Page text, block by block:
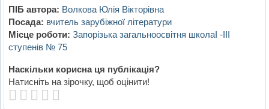
ПІБ автора: Волкова Юлія Вікторівна
Посада: вчитель зарубіжної літератури
Місце роботи: Запорізька загальноосвітня школаI -III
ступенів № 75
Наскільки корисна ця публікація?
Натисніть на зірочку, щоб оцінити!